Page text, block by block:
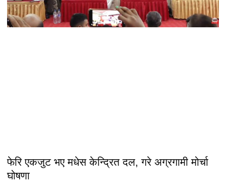
फेरि एकजुट भए मधेस केन्द्रित दल, गरे अग्रगामी मोर्चा
घोषणा